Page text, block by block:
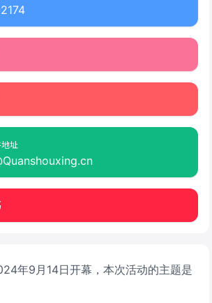
年9月14日开幕，本次活动的主题是
址